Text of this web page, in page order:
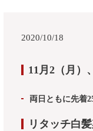
2020/10/18
11月2（月）
両日ともに先着
リタッチ白